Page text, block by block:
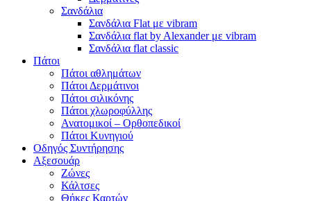
Σανδάλια
Σανδάλια Flat με vibram
Σανδάλια flat by Alexander με vibram
Σανδάλια flat classic
Πάτοι
Πάτοι αθλημάτων
Πάτοι Δερμάτινοι
Πάτοι σιλικόνης
Πάτοι χλωροφύλλης
Ανατομικοί – Ορθοπεδικοί
Πάτοι Κυνηγιού
Οδηγός Συντήρησης
Αξεσουάρ
Ζώνες
Κάλτσες
Θήκες Καρτών